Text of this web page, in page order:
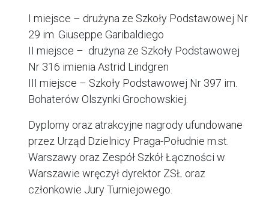
I miejsce – drużyna ze Szkoły Podstawowej Nr
29 im. Giuseppe Garibaldiego
II miejsce – drużyna ze Szkoły Podstawowej
Nr 316 imienia Astrid Lindgren
III miejsce – Szkoły Podstawowej Nr 397 im.
Bohaterów Olszynki Grochowskiej.
Dyplomy oraz atrakcyjne nagrody ufundowane
przez Urząd Dzielnicy Praga-Południe m.st.
Warszawy oraz Zespół Szkół Łączności w
Warszawie wręczył dyrektor ZSŁ oraz
członkowie Jury Turniejowego.